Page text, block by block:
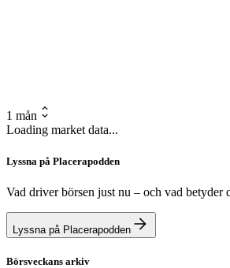
1 mån
Loading market data...
Lyssna på Placerapodden
Vad driver börsen just nu – och vad betyder
Lyssna på Placerapodden
Börsveckans arkiv